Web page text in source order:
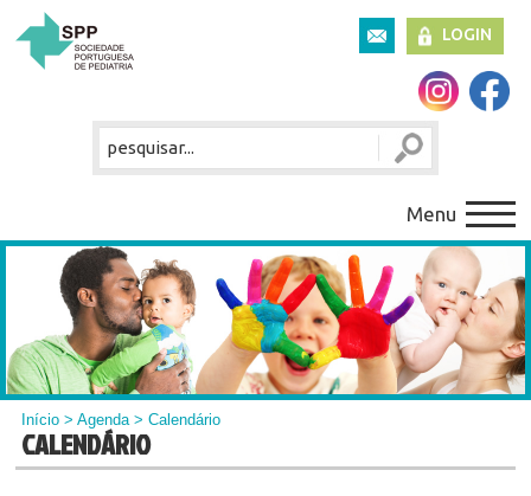
LOGIN
Menu
Início >Agenda> Calendário
CALENDÁRIO